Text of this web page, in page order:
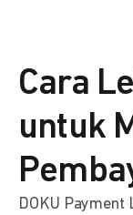
Cara
untuk
DOKU Payment